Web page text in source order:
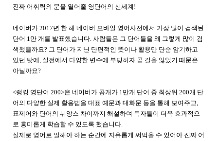
진짜 어휘력의 문을 열어줄 영단어의 신세계!
네이버가 2017년 한 해 네이버 모바일 영어사전에서 가장 많이 검색된
단어 1만 개를 발표했습니다. 사람들은 그 단어들을 왜 그렇게 많이 검
색했을까요? 그 단어가 지닌 단편적인 뜻이나 활용만 단순 암기하고
있던 탓에, 실전에서 다양한 변수에 부딪히자 곧 길을 잃었기 때문은
아닐까요?
<랭킹 영단어 200>은 네이버가 공개가 1만개 단어 중 최상위 200개 단
어의 다양한 실제 활용법을 대표 예문과 대화문 등을 통해 보여주고,
표제어와 단어의 뉘앙스 차이까지 해설하여 독자들이 더욱 효과적으
로 흥미롭게 학습할 수 있도록 했습니다.
실제로 영어로 말해야 하는 순간에 자유롭게 써먹을 수 있어야 진짜 어